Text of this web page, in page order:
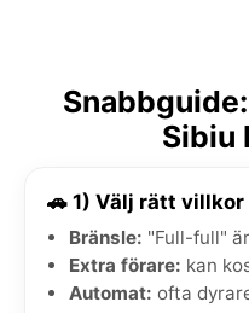
Sibiu
🚗 1) Välj rätt villkor
Bränsle: "Full-full"
Extra förare: kan
Automat: ofta